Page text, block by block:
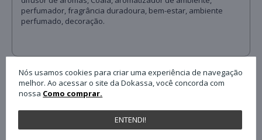
perfumador, fragrância duradoura, bem-estar, ambiente
perfumado, decoração.
QUEM COMPROU ESTE PRODUTO,
Nós usamos cookies para criar uma experiência de navegação
melhor. Ao acessar o site da Dokassa, você concorda com
nossa Como comprar.
ENTENDI!